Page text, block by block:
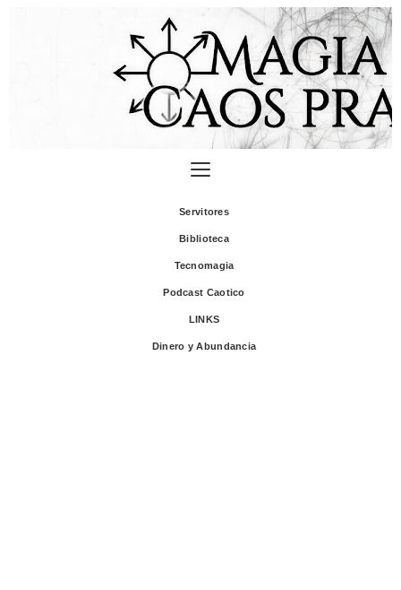
Servitores
Biblioteca
Tecnomagia
Podcast Caotico
LINKS
Dinero y Abundancia